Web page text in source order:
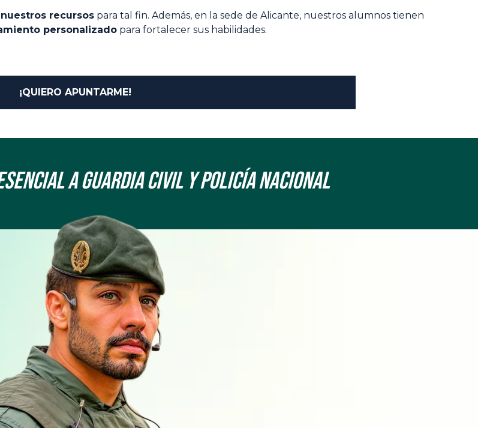
recursos para tal fin. Además, en la sede de Alicante, nuestros alumnos tienen
personalizado para fortalecer sus habilidades.
¡QUIERO APUNTARME!
a Guardia Civil y Policía Nacional